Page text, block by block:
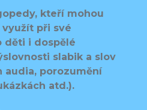
kteří mohou
při své
děti i dospělé
slabik a slov
audia, porozumění
atd.).